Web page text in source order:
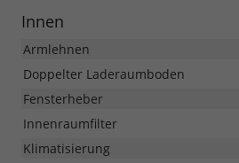
Innen
Armlehnen
Doppelter Laderaumboden
Fensterheber
Innenraumfilter
Klimatisierung